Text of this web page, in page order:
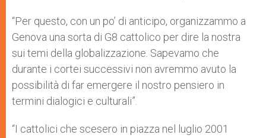
“Per questo, con un po’ di anticipo, organizzammo a
Genova una sorta di G8 cattolico per dire la nostra
sui temi della globalizzazione. Sapevamo che
durante i cortei successivi non avremmo avuto la
possibilità di far emergere il nostro pensiero in
termini dialogici e culturali”.
“I cattolici che scesero in piazza nel luglio 2001